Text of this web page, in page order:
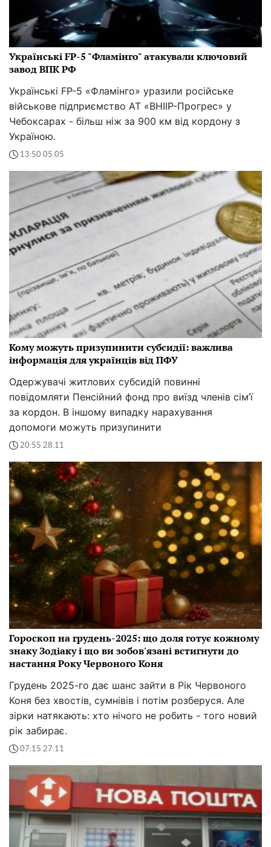
Українські FP-5 "Фламінго" атакували ключовий
завод ВПК РФ
Українські FP-5 «Фламінго» уразили російське
військове підприємство АТ «ВНІІР-Прогрес» у
Чебоксарах - більш ніж за 900 км від кордону з
Україною.
13:50 05.05
Кому можуть призупинити субсидії: важлива
інформація для українців від ПФУ
Одержувачі житлових субсидій повинні
повідомляти Пенсійний фонд про виїзд членів сім’ї
за кордон. В іншому випадку нарахування
допомоги можуть призупинити
20:55 28.11
Гороскоп на грудень-2025: що доля готує кожному
знаку Зодіаку і що ви зобов'язані встигнути до
настання Року Червоного Коня
Грудень 2025-го дає шанс зайти в Рік Червоного
Коня без хвостів, сумнівів і потім розберуся. Але
зірки натякають: хто нічого не робить - того новий
рік забирає.
07:15 27.11